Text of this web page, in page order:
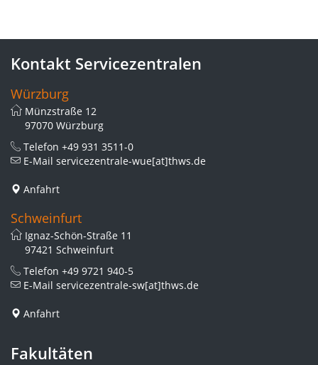
Kontakt Servicezentralen
Würzburg
Münzstraße 12
97070 Würzburg
Telefon +49 931 3511-0
E-Mail servicezentrale-wue[at]thws.de
Anfahrt
Schweinfurt
Ignaz-Schön-Straße 11
97421 Schweinfurt
Telefon +49 9721 940-5
E-Mail servicezentrale-sw[at]thws.de
Anfahrt
Fakultäten